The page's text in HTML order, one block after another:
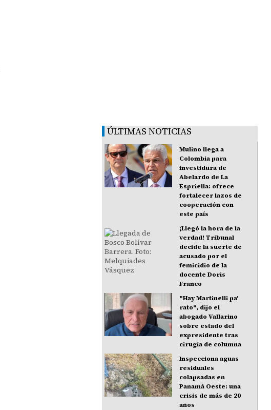
ÚLTIMAS NOTICIAS
Mulino llega a
Colombia para
investidura de
Abelardo de La
Espriella: ofrece
fortalecer lazos de
cooperación con
este país
¡Llegó la hora de la
verdad! Tribunal
decide la suerte de
acusado por el
femicidio de la
docente Doris
Franco
"Hay Martinelli pa'
rato", dijo el
abogado Vallarino
sobre estado del
expresidente tras
cirugía de columna
Inspecciona aguas
residuales
colapsadas en
Panamá Oeste: una
crisis de más de 20
años